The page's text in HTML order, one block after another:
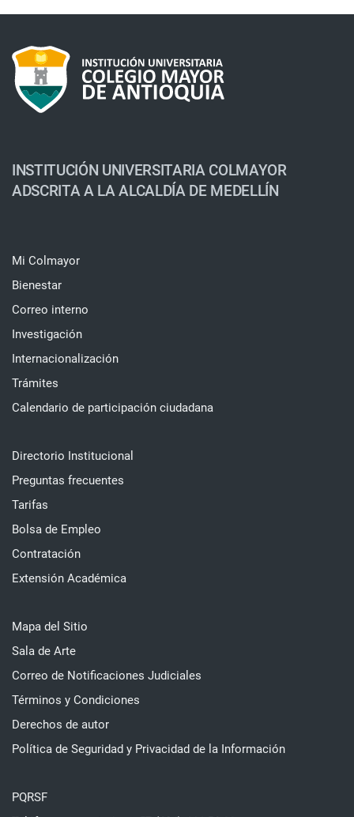
INSTITUCIÓN UNIVERSITARIA COLMAYOR
ADSCRITA A LA ALCALDÍA DE MEDELLÍN
Mi Colmayor
Bienestar
Correo interno
Investigación
Internacionalización
Trámites
Calendario de participación ciudadana
Directorio Institucional
Preguntas frecuentes
Tarifas
Bolsa de Empleo
Contratación
Extensión Académica
Mapa del Sitio
Sala de Arte
Correo de Notificaciones Judiciales
Términos y Condiciones
Derechos de autor
Política de Seguridad y Privacidad de la Información
PQRSF